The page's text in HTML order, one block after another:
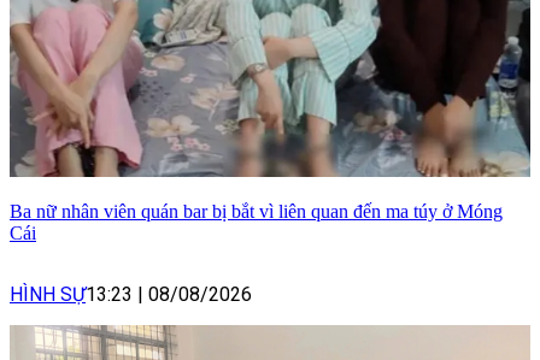
Ba nữ nhân viên quán bar bị bắt vì liên quan đến ma túy ở Móng
Cái
HÌNH SỰ13:23 | 08/08/2026